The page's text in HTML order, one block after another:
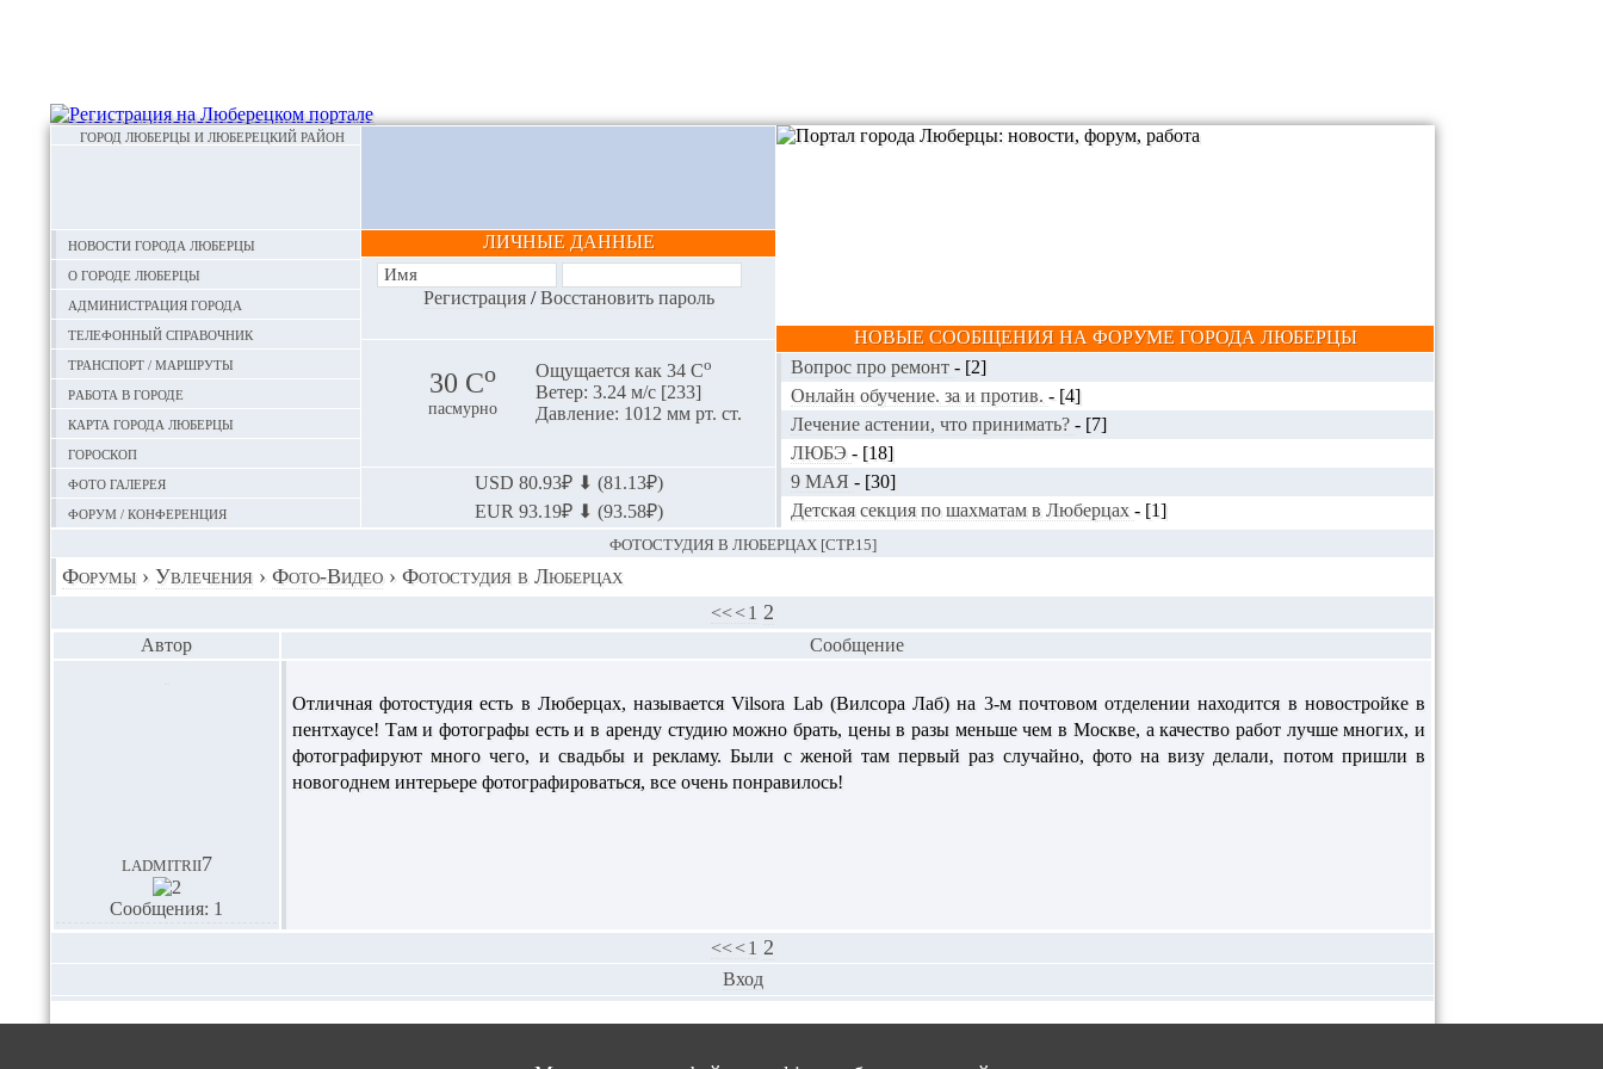
ГОРОД ЛЮБЕРЦЫ И ЛЮБЕРЕЦКИЙ РАЙОН
Новости города Люберцы
О городе Люберцы
Администрация города
Телефонный справочник
Транспорт / маршруты
Работа в городе
Карта города Люберцы
Гороскоп
Фото галерея
Форум / конференция
ЛИЧНЫЕ ДАННЫЕ
Регистрация/Восстановить пароль
30 Сo
пасмурно
Ощущается как 34 Сo
Ветер: 3.24 м/с [233]
Давление: 1012 мм рт. ст.
USD 80.93₽ ⬇ (81.13₽)
EUR 93.19₽ ⬇ (93.58₽)
НОВЫЕ СООБЩЕНИЯ НА ФОРУМЕ ГОРОДА ЛЮБЕРЦЫ
Вопрос про ремонт - [2]
Онлайн обучение. за и против. - [4]
Лечение астении, что принимать? - [7]
ЛЮБЭ - [18]
9 МАЯ - [30]
Детская секция по шахматам в Люберцах - [1]
ФОТОСТУДИЯ В ЛЮБЕРЦАХ [СТР.15]
Форумы › Увлечения › Фото-Видео › Фотостудия в Люберцах
<< < 1 2
Автор Сообщение
ladmitrii7
Сообщения: 1
Отличная фотостудия есть в Люберцах, называется Vilsora Lab (Вилсора Лаб) на 3-м почтовом отделении находится в новостройке в
пентхаусе! Там и фотографы есть и в аренду студию можно брать, цены в разы меньше чем в Москве, а качество работ лучше многих, и
фотографируют много чего, и свадьбы и рекламу. Были с женой там первый раз случайно, фото на визу делали, потом пришли в
новогоднем интерьере фотографироваться, все очень понравилось!
<< < 1 2
Вход